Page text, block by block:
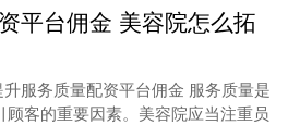
平台佣金 美容院怎么拓
升服务质量配资平台佣金 服务质量是
顾客的重要因素。美容院应当注重员